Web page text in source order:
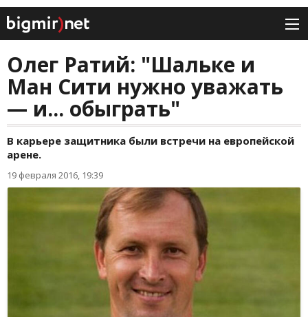
Олег Ратий: "Шальке и
Ман Сити нужно уважать
— и... обыграть"
В карьере защитника были встречи на европейской
арене.
19 февраля 2016, 19:39